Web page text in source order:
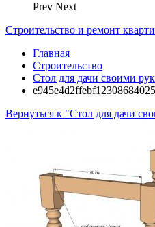
Prev Next
Строительство и ремонт
Главная
Строительство
Стол для дачи своими
Вернуться к "Стол для дачи